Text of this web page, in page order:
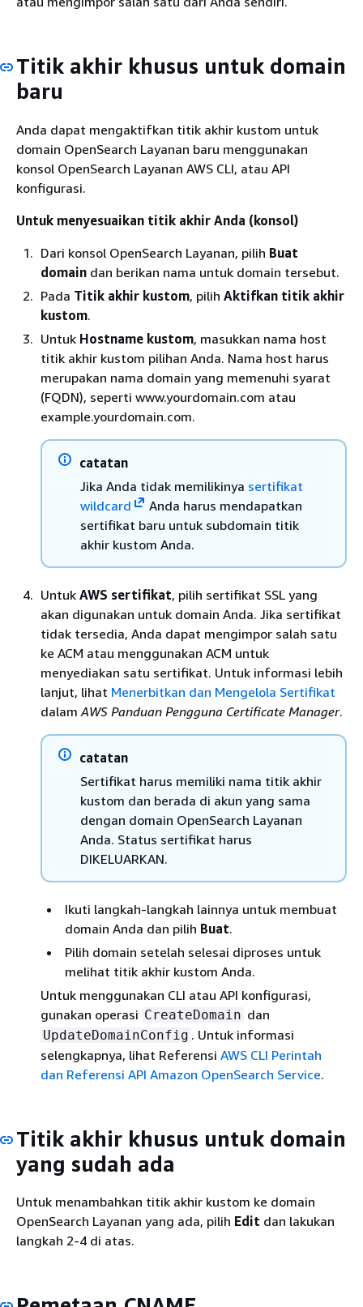
Titik akhir khusus untuk domain
baru
Anda dapat mengaktifkan titik akhir kustom untuk
domain OpenSearch Layanan baru menggunakan
konsol OpenSearch Layanan AWS CLI, atau API
konfigurasi.
Untuk menyesuaikan titik akhir Anda (konsol)
Dari konsol OpenSearch Layanan, pilih Buat
domain dan berikan nama untuk domain tersebut.
Pada Titik akhir kustom, pilih Aktifkan titik akhir
kustom.
Untuk Hostname kustom, masukkan nama host
titik akhir kustom pilihan Anda. Nama host harus
merupakan nama domain yang memenuhi syarat
(FQDN), seperti www.yourdomain.com atau
example.yourdomain.com.
catatan
Jika Anda tidak memilikinya sertifikat
wildcard
Anda harus mendapatkan
sertifikat baru untuk subdomain titik
akhir kustom Anda.
Untuk AWS sertifikat, pilih sertifikat SSL yang
akan digunakan untuk domain Anda. Jika sertifikat
tidak tersedia, Anda dapat mengimpor salah satu
ke ACM atau menggunakan ACM untuk
menyediakan satu sertifikat. Untuk informasi lebih
lanjut, lihat Menerbitkan dan Mengelola Sertifikat
dalam AWS Panduan Pengguna Certificate Manager.
catatan
Sertifikat harus memiliki nama titik akhir
kustom dan berada di akun yang sama
dengan domain OpenSearch Layanan
Anda. Status sertifikat harus
DIKELUARKAN.
Ikuti langkah-langkah lainnya untuk membuat
domain Anda dan pilih Buat.
Pilih domain setelah selesai diproses untuk
melihat titik akhir kustom Anda.
Untuk menggunakan CLI atau API konfigurasi,
gunakan operasi CreateDomain dan
UpdateDomainConfig . Untuk informasi
selengkapnya, lihat Referensi AWS CLI Perintah
dan Referensi API Amazon OpenSearch Service.
Titik akhir khusus untuk domain
yang sudah ada
Untuk menambahkan titik akhir kustom ke domain
OpenSearch Layanan yang ada, pilih Edit dan lakukan
langkah 2-4 di atas.